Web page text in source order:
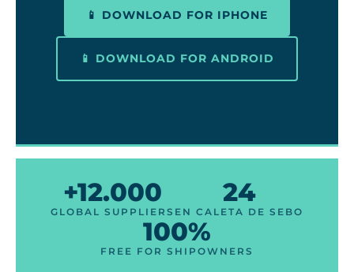
📱 DOWNLOAD FOR IPHONE
📱 DOWNLOAD FOR ANDROID
+12.000
GLOBAL SUPPLIERS
24
EN CALETA DE SEBO
100%
FREE FOR SHIPOWNERS